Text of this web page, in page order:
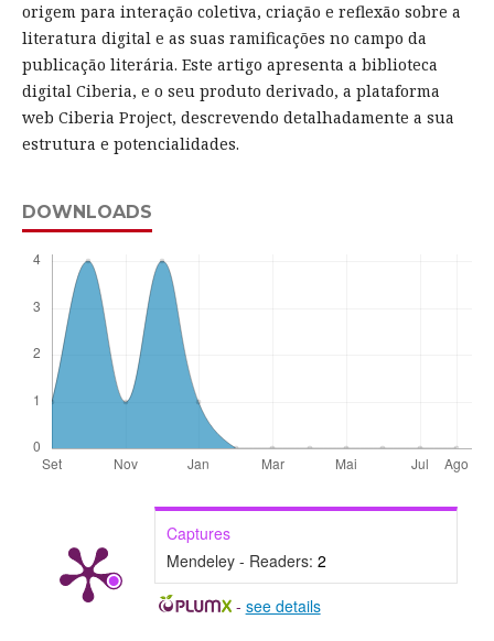
origem para interação coletiva, criação e reflexão sobre a
literatura digital e as suas ramificações no campo da
publicação literária. Este artigo apresenta a biblioteca
digital Ciberia, e o seu produto derivado, a plataforma
web Ciberia Project, descrevendo detalhadamente a sua
estrutura e potencialidades.
DOWNLOADS
Captures
Mendeley - Readers: 2
- see details